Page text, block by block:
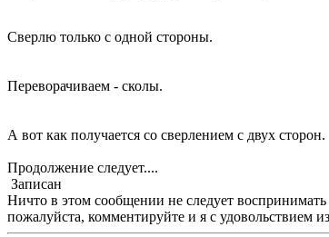
Сверлю только с одной стороны.
Переворачиваем - сколы.
А вот как получается со сверлением с двух сторон.
Продолжение следует....
Записан
Ничто в этом сообщении не следует воспринимать
пожалуйста, комментируйте и я с удовольствием